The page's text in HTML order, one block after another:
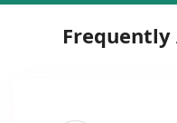
Frequently